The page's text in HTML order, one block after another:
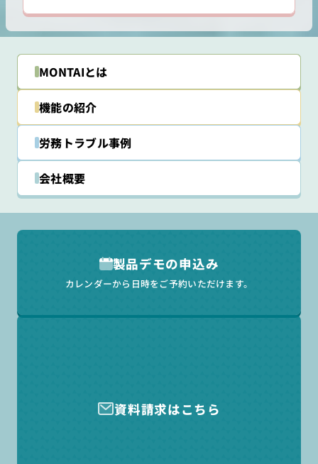
MONTAIとは
機能の紹介
労務トラブル事例
会社概要
製品デモの申込み
カレンダーから日時をご予約いただけます。
資料請求はこちら